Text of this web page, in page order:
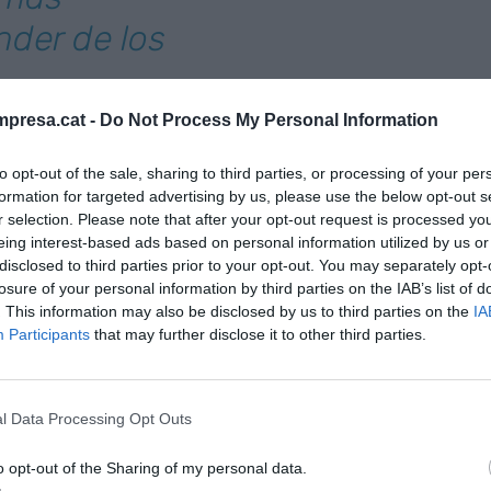
- Do Not Process My Personal Information
opt-out of the sale, sharing to third parties, or processing of your
for targeted advertising by us, please use the below opt-out
selection. Please note that after your opt-out request is processed
interest-based ads based on personal information utilized by us
to third parties prior to your opt-out. You may separately
of your personal information by third parties on the IAB’s list of
This information may also be disclosed by us to third parties on the
Participants that may further disclose it to other third parties.
Data Processing Opt Outs
opt-out of the Sharing of my personal data.
de los
familiar tienen como causa la confusión de
Esto viene favorecido por el hecho que en
ser absoluta al coincidir muchos roles
del fundador. Para minimizar los conflictos se
empresa y a la familia como familia, y recordar
de la familia. Si bien es cierto que no hay
familias, existen patrones de referencia que es
es aprender de los errores otros.
un hecho clave es todo el proceso de
Es habitual desear, sobre todo para el
generación tras generación como una